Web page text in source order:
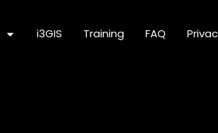
i3GIS Training FAQ